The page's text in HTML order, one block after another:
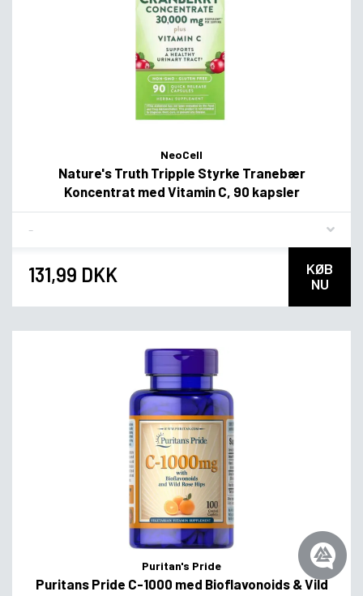
NeoCell
Nature's Truth Tripple Styrke Tranebær
Koncentrat med Vitamin C, 90 kapsler
131,99 DKK
KØB
NU
Puritan's Pride
Puritans Pride C-1000 med Bioflavonoids & Vild